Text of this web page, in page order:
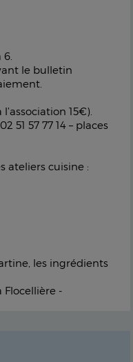
le bulletin
15€).
51 57 77 14 – places
ateliers cuisine :
les ingrédients
Flocellière -